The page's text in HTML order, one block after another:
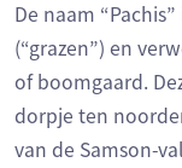
De naam
(“grazen”) en
of boomgaard.
dorpje ten
van de Samson-